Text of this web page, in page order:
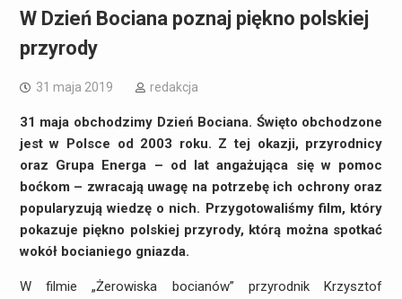
W Dzień Bociana poznaj piękno polskiej
przyrody
31 maja 2019 redakcja
31 maja obchodzimy Dzień Bociana. Święto obchodzone
jest w Polsce od 2003 roku. Z tej okazji, przyrodnicy
oraz Grupa Energa – od lat angażująca się w pomoc
boćkom – zwracają uwagę na potrzebę ich ochrony oraz
popularyzują wiedzę o nich. Przygotowaliśmy film, który
pokazuje piękno polskiej przyrody, którą można spotkać
wokół bocianiego gniazda.
W filmie „Żerowiska bocianów” przyrodnik Krzysztof